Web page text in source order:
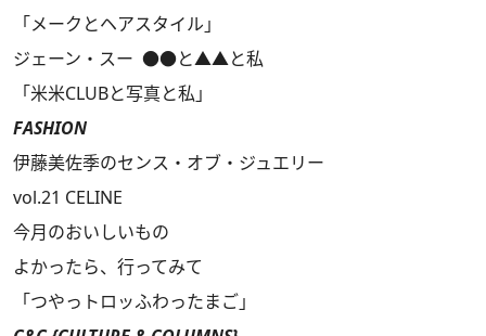
「メークとヘアスタイル」
ジェーン・スー ●●と▲▲と私
「米米CLUBと写真と私」
FASHION
伊藤美佐季のセンス・オブ・ジュエリー
vol.21 CELINE
今月のおいしいもの
よかったら、行ってみて
「つやっトロッふわったまご」